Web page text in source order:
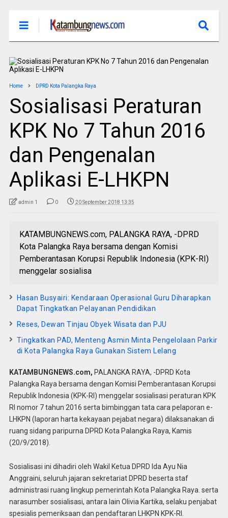
Home DPRD Kota Palangka Raya
Sosialisasi Peraturan
KPK No 7 Tahun 2016
dan Pengenalan
Aplikasi E-LHKPN
admin 1 0 20 September 2018 13:35
KATAMBUNGNEWS.com, PALANGKA RAYA, -DPRD
Kota Palangka Raya bersama dengan Komisi
Pemberantasan Korupsi Republik Indonesia (KPK-RI)
menggelar sosialisa
Hasan Busyairi: Kendaraan Operasional Guru Diharapkan
Dapat Tingkatkan Pelayanan Pendidikan
Reses, Dewan Tinjau Obyek Wisata dan PJU
Tingkatkan PAD, Menteng Asmin Minta Pengelolaan Parkir
di Kota Palangka Raya Gunakan Sistem Lelang
KATAMBUNGNEWS.com, PALANGKA RAYA, -DPRD Kota
Palangka Raya bersama dengan Komisi Pemberantasan Korupsi
Republik Indonesia (KPK-RI) menggelar sosialisasi peraturan KPK
RI nomor 7 tahun 2016 serta bimbinggan tata cara pelaporan e-
LHKPN (laporan harta kekayaan pejabat negara) dilaksanakan di
ruang sidang paripurna DPRD Kota Palangka Raya, Kamis
(20/9/2018).
Sosialisasi ini dihadiri oleh Wakil Ketua DPRD Ida Ayu Nia
Anggraini, seluruh jajaran sekretariat DPRD beserta staf
administrasi ruang lingkup pemerintah Kota Palangka Raya. serta
narasumber sosialisasi, antara lain Olivia Kartika, selaku penjabat
spesialis pemeriksaan dan pendaftaran LHKPN KPK-RI.